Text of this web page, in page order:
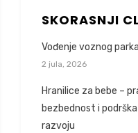
SKORASNJI
Vođenje voznog parka
2 jula, 2026
Hranilice za bebe –
bezbednost i
razvoju